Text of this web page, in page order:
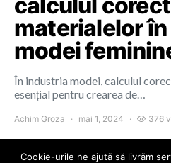
materialelor
modei
În industria modei, calculul
esențial pentru crearea de…
Achim Groza mai 1, 2024 376
Cookie-urile ne ajută să livrăm